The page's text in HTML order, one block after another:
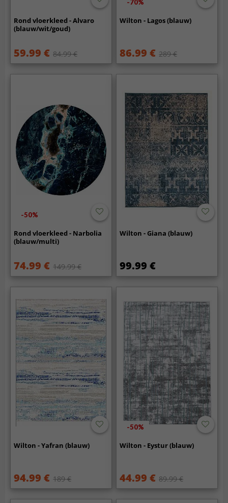
Rond vloerkleed - Alvaro
(blauw/wit/goud)
59.99 € 84.99 €
-70%
Wilton - Lagos (blauw)
86.99 € 289 €
-50%
Rond vloerkleed - Narbolia
(blauw/multi)
74.99 € 149.99 €
Wilton - Giana (blauw)
99.99 €
Wilton - Yafran (blauw)
94.99 € 189 €
-50%
Wilton - Eystur (blauw)
44.99 € 89.99 €